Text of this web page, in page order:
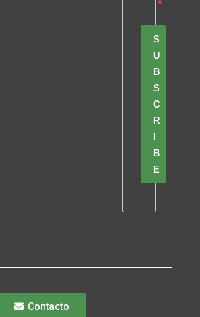
S
U
B
S
C
R
B
E
Contacto